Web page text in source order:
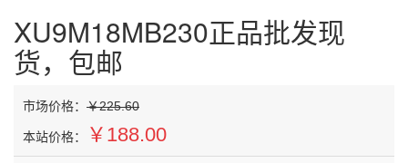
XU9M18MB230正品批发现
货，包邮
市场价格： ￥225.60
本站价格： ￥188.00